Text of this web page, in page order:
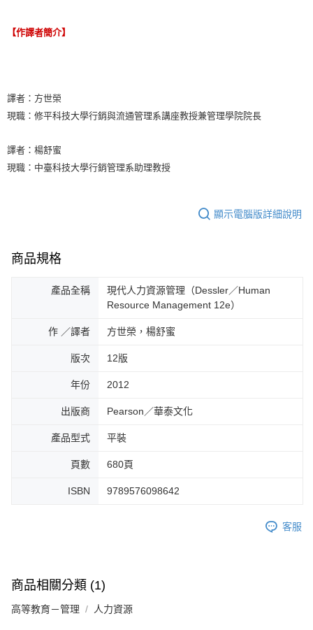
【作譯者簡介】
譯者：方世榮
現職：修平科技大學行銷與流通管理系講座教授兼管理學院院長
譯者：楊舒蜜
現職：中臺科技大學行銷管理系助理教授
顯示電腦版詳細說明
商品規格
產品全稱
現代人力資源管理（Dessler／Human
Resource Management 12e）
作 ／譯者 方世榮，楊舒蜜
版次 12版
年份 2012
出版商 Pearson／華泰文化
產品型式 平裝
頁數 680頁
ISBN 9789576098642
客服
商品相關分類 (1)
高等教育－管理 人力資源